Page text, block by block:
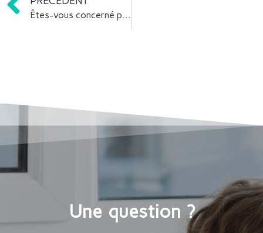
Êtes-vous concerné par l’obligation de réaliser un audit énergétique ?
Une question ?